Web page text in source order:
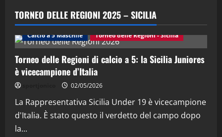
2
“SportEmpire” in Podcast: 29^ Puntata
(Martedi 28 Aprile 2026)
28/04/2026
3
"SportEmpire" in Podcast
“SportEmpire” in Podcast: 28^ Puntata
(Martedi 21 Aprile 2026)
21/04/2026
TORNEO DELLE REGIONI 2025 – SICILIA
Calcio a 5 Maschile Torneo delle Regioni - Sicilia
Torneo delle Regioni di calcio a 5: la Sicilia Juniores
è vicecampione d’Italia
02/05/2026
La Rappresentativa Sicilia Under 19 è vicecampione
d'Italia. È stato questo il verdetto del campo dopo
la...